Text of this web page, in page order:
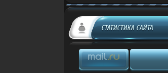
СТАТИСТИКА САЙТА